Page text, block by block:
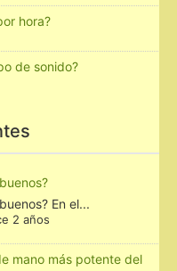
hora?
de sonido?
En el...
2 años
mano más potente del